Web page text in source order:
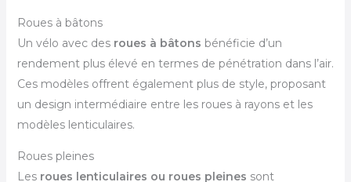
Roues à bâtons
Un vélo avec des roues à bâtons bénéficie d’un
rendement plus élevé en termes de pénétration dans l’air.
Ces modèles offrent également plus de style, proposant
un design intermédiaire entre les roues à rayons et les
modèles lenticulaires.
Roues pleines
Les roues lenticulaires ou roues pleines sont